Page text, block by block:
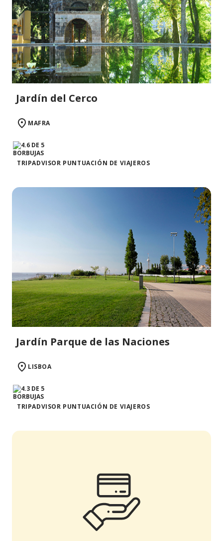
Jardín del Cerco
MAFRA
TRIPADVISOR PUNTUACIÓN DE VIAJEROS
Jardín Parque de las Naciones
LISBOA
TRIPADVISOR PUNTUACIÓN DE VIAJEROS